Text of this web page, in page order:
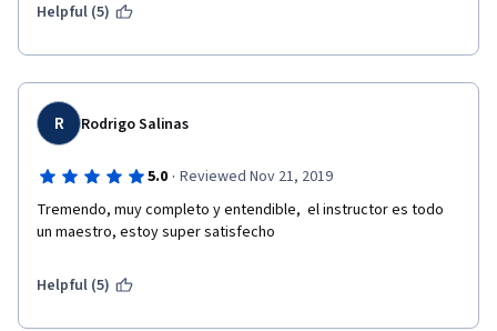
Helpful (5)
R Rodrigo Salinas
5.0 · Reviewed Nov 21, 2019
Tremendo, muy completo y entendible,  el instructor es todo
un maestro, estoy super satisfecho
Helpful (5)